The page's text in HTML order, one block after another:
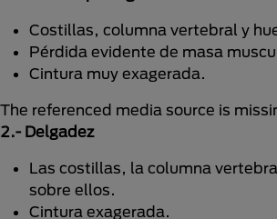
Costillas, columna vertebral y
Pérdida evidente de masa
Cintura muy exagerada.
The referenced media source is
2.- Delgadez
Las costillas, la columna
sobre ellos.
Cintura exagerada.